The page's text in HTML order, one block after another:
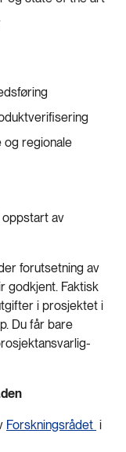
og regionale
av
forutsetning av
godkjent. Faktisk
i prosjektet i
Du får bare
Forskningsrådet i